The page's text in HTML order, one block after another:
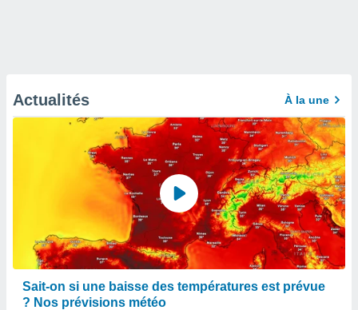
Actualités À la une
Sait-on si une baisse des températures est prévue
? Nos prévisions météo